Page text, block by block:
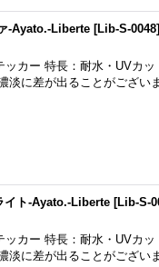
-Ayato.-Liberte [Lib-S-0048]
ッカー 特長：耐水・UVカ
淡に差が出ることがござい
イト-Ayato.-Liberte [Lib-S-
ッカー 特長：耐水・UVカ
淡に差が出ることがござい